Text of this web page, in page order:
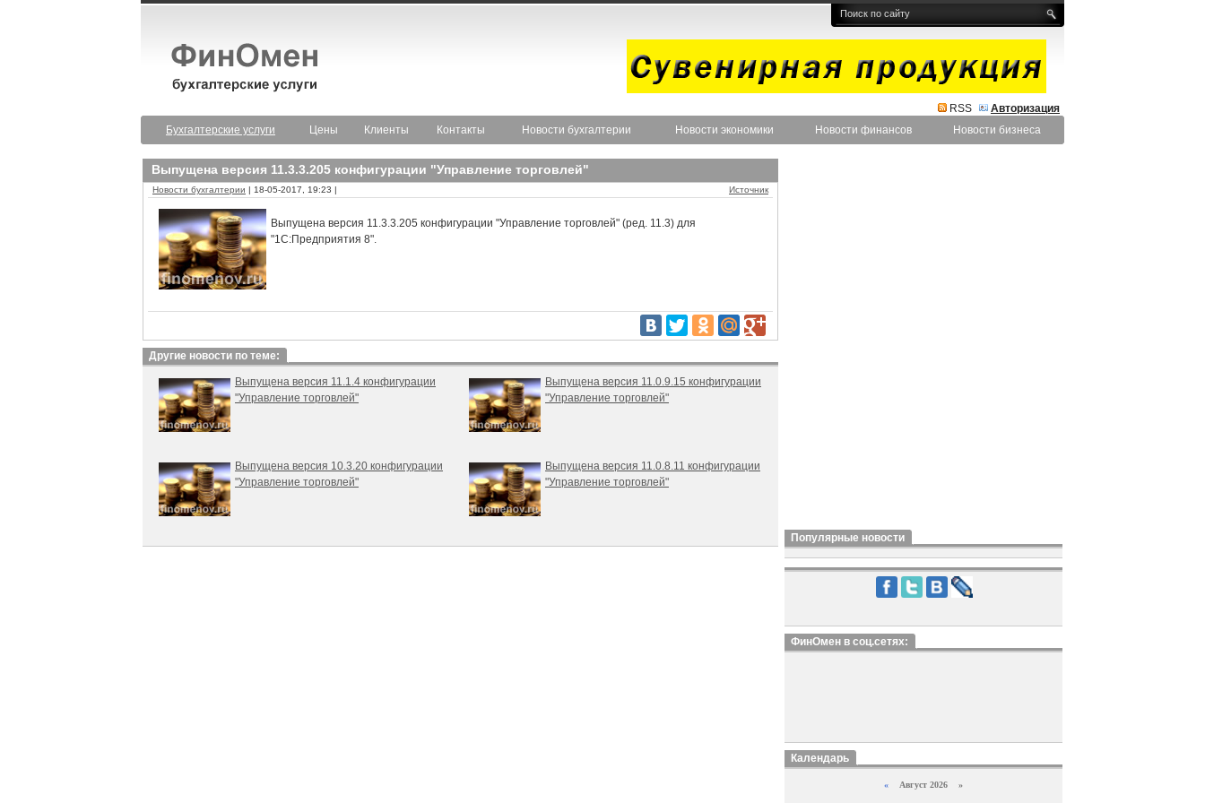
RSS
Авторизация
Бухгалтерские услуги
Цены Клиенты Контакты Новости бухгалтерии Новости экономики Новости финансов Новости бизнеса
Выпущена версия 11.3.3.205 конфигурации "Управление торговлей"
Новости бухгалтерии | 18-05-2017, 19:23 | Источник
Выпущена версия 11.3.3.205 конфигурации "Управление торговлей" (ред. 11.3) для
"1С:Предприятия 8".
Другие новости по теме:
Выпущена версия 11.1.4 конфигурации
"Управление торговлей"
Выпущена версия 11.0.9.15 конфигурации
"Управление торговлей"
Выпущена версия 10.3.20 конфигурации
"Управление торговлей"
Выпущена версия 11.0.8.11 конфигурации
"Управление торговлей"
Популярные новости
ФинОмен в соц.сетях:
Календарь
« Август 2026 »